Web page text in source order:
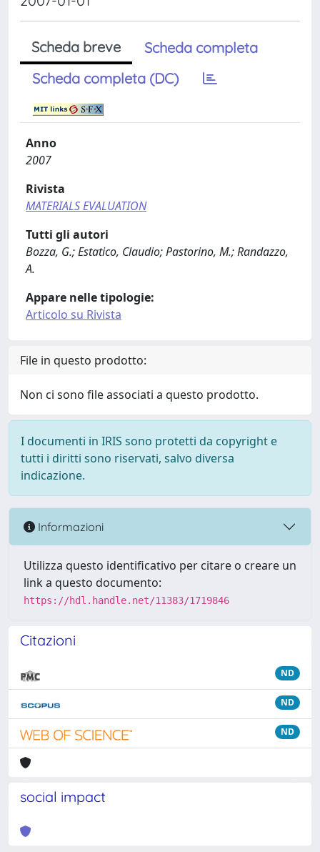
Scheda breve
Scheda completa
Scheda completa (DC)
Anno
2007
Rivista
MATERIALS EVALUATION
Tutti gli autori
Bozza, G.; Estatico, Claudio; Pastorino, M.; Randazzo,
A.
Appare nelle tipologie:
Articolo su Rivista
File in questo prodotto:
Non ci sono file associati a questo prodotto.
I documenti in IRIS sono protetti da copyright e
tutti i diritti sono riservati, salvo diversa
indicazione.
Informazioni
Utilizza questo identificativo per citare o creare un
link a questo documento:
https://hdl.handle.net/11383/1719846
Citazioni
ND
ND
ND
social impact